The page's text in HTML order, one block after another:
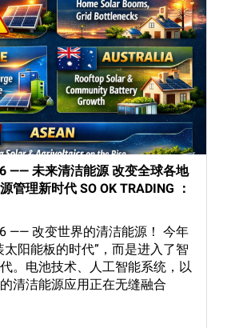
—— 未来清洁能源 改变全球各地
管理新时代 SO OK TRADING ：
—— 改变世界的清洁能源！ 今年
太阳能板的时代”，而是进入了智
。电池技术、人工智能系统，以
清洁能源应用正在无缝融合